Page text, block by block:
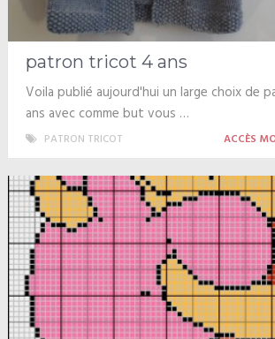
patron tricot 4 ans
Voila publié aujourd'hui un large choix de
ans avec comme but vous …
PATRON TRICOT ACCÈS